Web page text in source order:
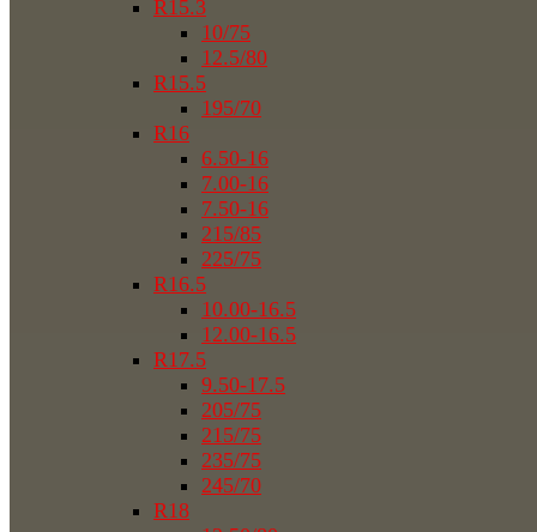
R15.3
10/75
12.5/80
R15.5
195/70
R16
6.50-16
7.00-16
7.50-16
215/85
225/75
R16.5
10.00-16.5
12.00-16.5
R17.5
9.50-17.5
205/75
215/75
235/75
245/70
R18